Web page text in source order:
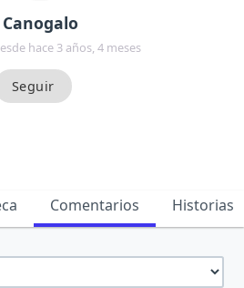
Canogalo
hace 3 años, 4 meses
Comentarios Historias